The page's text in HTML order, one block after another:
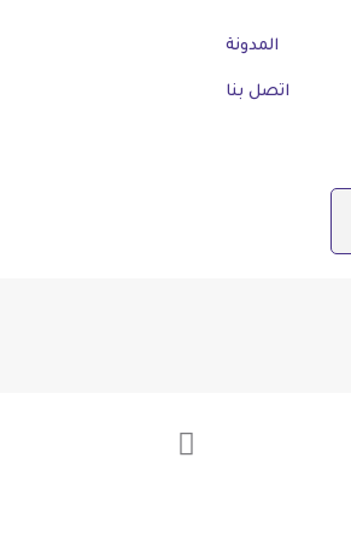
المدونة
اتصل بنا